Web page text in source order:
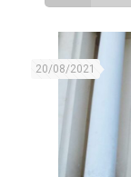
20/08/2021